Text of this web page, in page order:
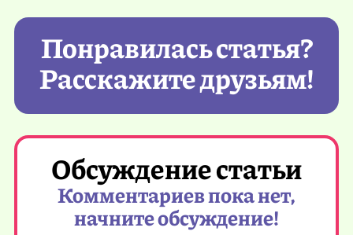
Понравилась статья?
Расскажите друзьям!
Обсуждение статьи
Комментариев пока нет,
начните обсуждение!